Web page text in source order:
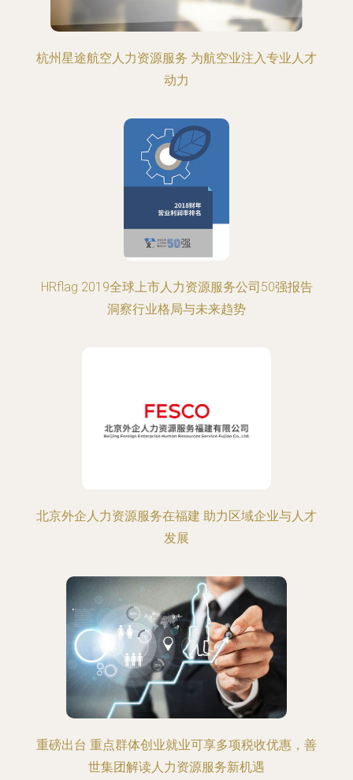
杭州星途航空人力资源服务 为航空业注入专业人才
动力
HRflag 2019全球上市人力资源服务公司50强报告
洞察行业格局与未来趋势
北京外企人力资源服务在福建 助力区域企业与人才
发展
重磅出台 重点群体创业就业可享多项税收优惠，善
世集团解读人力资源服务新机遇